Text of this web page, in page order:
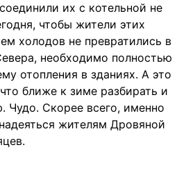
их с котельной не
чтобы жители этих
холодов не превратились в
необходимо полностью
отопления в зданиях. А это
ближе к зиме разбирать и
Чудо. Скорее всего, именно
жителям Дровяной